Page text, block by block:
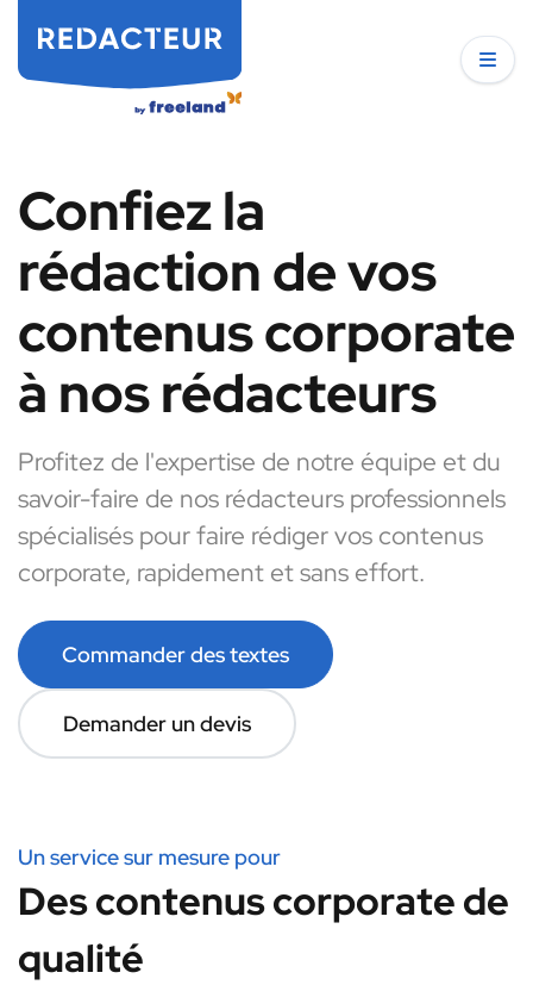
Confiez la
rédaction de vos
contenus corporate
à nos rédacteurs
Profitez de l'expertise de notre équipe et du
savoir-faire de nos rédacteurs professionnels
spécialisés pour faire rédiger vos contenus
corporate, rapidement et sans effort.
Commander des textes
Demander un devis
Un service sur mesure pour
Des contenus corporate de
qualité